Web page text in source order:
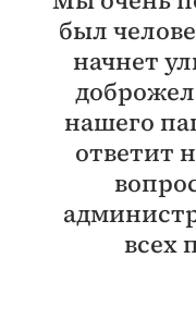
был
начнет
нашего
ответит
всех